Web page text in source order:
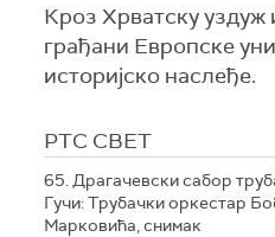
Кроз Хрватску уздуж
грађани Европске
историјско наслеђе.
РТС СВЕТ
65. Драгачевски сабор
Гучи: Трубачки оркестар
Марковића, снимак